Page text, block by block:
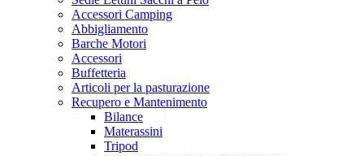
Accessori Camping
Abbigliamento
Barche Motori
Accessori
Buffetteria
Articoli per la pasturazione
Recupero e Mantenimento
Bilance
Materassini
Tripod